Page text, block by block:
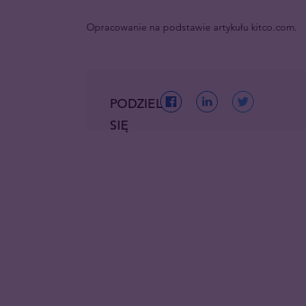
Opracowanie na podstawie artykułu kitco.com.
PODZIEL
SIĘ